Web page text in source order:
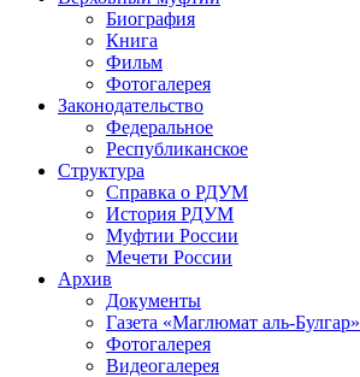
Биография
Книга
Фильм
Фотогалерея
Законодательство
Федеральное
Республиканское
Структура
Справка о РДУМ
История РДУМ
Муфтии России
Мечети России
Архив
Документы
Газета «Маглюмат аль-Булгар»
Фотогалерея
Видеогалерея